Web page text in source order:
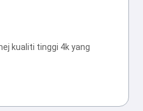
kualiti tinggi 4k yang